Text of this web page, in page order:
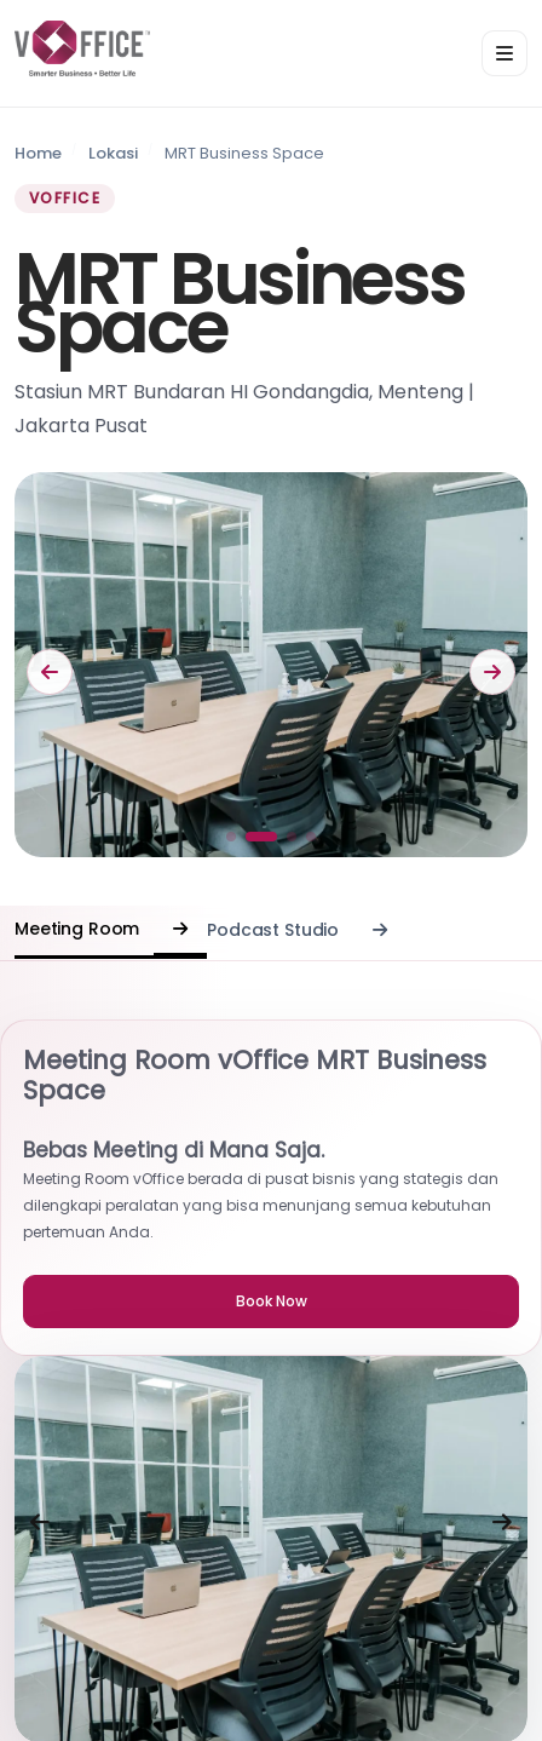
Home Lokasi MRT Business Space
VOFFICE
MRT Business
Space
Stasiun MRT Bundaran HI Gondangdia, Menteng |
Jakarta Pusat
Meeting Room Podcast Studio
Meeting Room vOffice MRT Business
Space
Bebas Meeting di Mana Saja.
Meeting Room vOffice berada di pusat bisnis yang stategis dan
dilengkapi peralatan yang bisa menunjang semua kebutuhan
pertemuan Anda.
Book Now